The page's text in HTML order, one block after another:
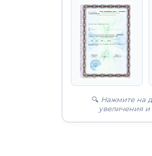
🔍 Нажмите на
увеличения